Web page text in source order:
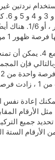
نردتين
من 6
ظهور 1 من 36.
إعادة نفس
الأرقام
جميع
الأرقام الستة